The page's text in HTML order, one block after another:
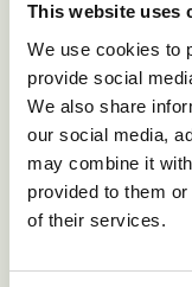
This website uses
We use cookies to
provide social
We also share
our social media,
may combine it
provided to them
of their services.
We willen
determineren,
samenwerking is
inzetten voor het
plaaginsecten.
“Door het lerend
determinatie van
gegaan.”, Yvonne